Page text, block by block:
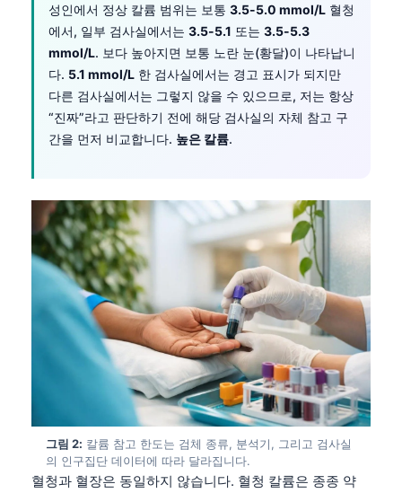
성인에서 정상 칼륨 범위는 보통 3.5-5.0 mmol/L 혈청
에서, 일부 검사실에서는 3.5-5.1 또는 3.5-5.3
mmol/L. 보다 높아지면 보통 노란 눈(황달)이 나타납니
다. 5.1 mmol/L 한 검사실에서는 경고 표시가 되지만
다른 검사실에서는 그렇지 않을 수 있으므로, 저는 항상
“진짜”라고 판단하기 전에 해당 검사실의 자체 참고 구
간을 먼저 비교합니다. 높은 칼륨.
그림 2: 칼륨 참고 한도는 검체 종류, 분석기, 그리고 검사실
의 인구집단 데이터에 따라 달라집니다.
혈청과 혈장은 동일하지 않습니다. 혈청 칼륨은 종종 약